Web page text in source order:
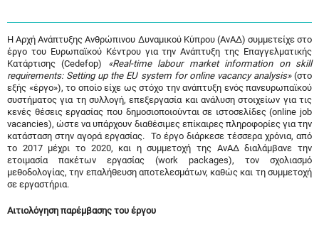
Η Αρχή Ανάπτυξης Ανθρώπινου Δυναμικού Κύπρου (ΑνΑΔ) συμμετείχε στο
έργο του Ευρωπαϊκού Κέντρου για την Ανάπτυξη της Επαγγελματικής
Κατάρτισης (Cedefop) «Real-time labour market information on skill
requirements: Setting up the EU system for online vacancy analysis»(στο
εξής «έργο»), το οποίο είχε ως στόχο την ανάπτυξη ενός πανευρωπαϊκού
συστήματος για τη συλλογή, επεξεργασία και ανάλυση στοιχείων για τις
κενές θέσεις εργασίας που δημοσιοποιούνται σε ιστοσελίδες (online job
vacancies), ώστε να υπάρχουν διαθέσιμες επίκαιρες πληροφορίες για την
κατάσταση στην αγορά εργασίας. Το έργο διάρκεσε τέσσερα χρόνια, από
το 2017 μέχρι το 2020, και η συμμετοχή της ΑνΑΔ διαλάμβανε την
ετοιμασία πακέτων εργασίας (work packages), τον σχολιασμό
μεθοδολογίας, την επαλήθευση αποτελεσμάτων, καθώς και τη συμμετοχή
σε εργαστήρια.
Αιτιολόγηση παρέμβασης του έργου